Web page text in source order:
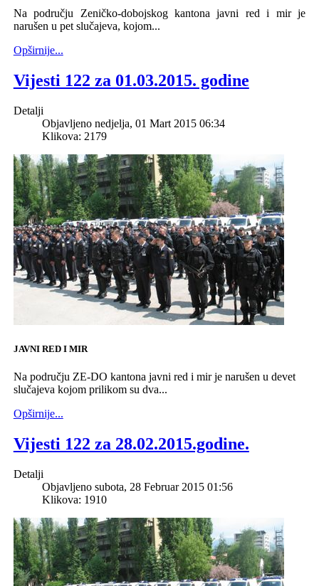
Na području Zeničko-dobojskog kantona javni red i mir je
narušen u pet slučajeva, kojom...
Opširnije...
Vijesti 122 za 01.03.2015. godine
Detalji
Objavljeno nedjelja, 01 Mart 2015 06:34
Klikova: 2179
JAVNI RED I MIR
Na području ZE-DO kantona javni red i mir je narušen u devet
slučajeva kojom prilikom su dva...
Opširnije...
Vijesti 122 za 28.02.2015.godine.
Detalji
Objavljeno subota, 28 Februar 2015 01:56
Klikova: 1910